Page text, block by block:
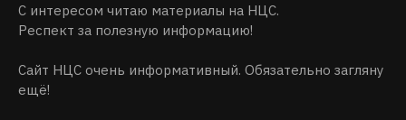
С интересом читаю материалы на НЦС.
Респект за полезную информацию!
Сайт НЦС очень информативный. Обязательно загляну
ещё!